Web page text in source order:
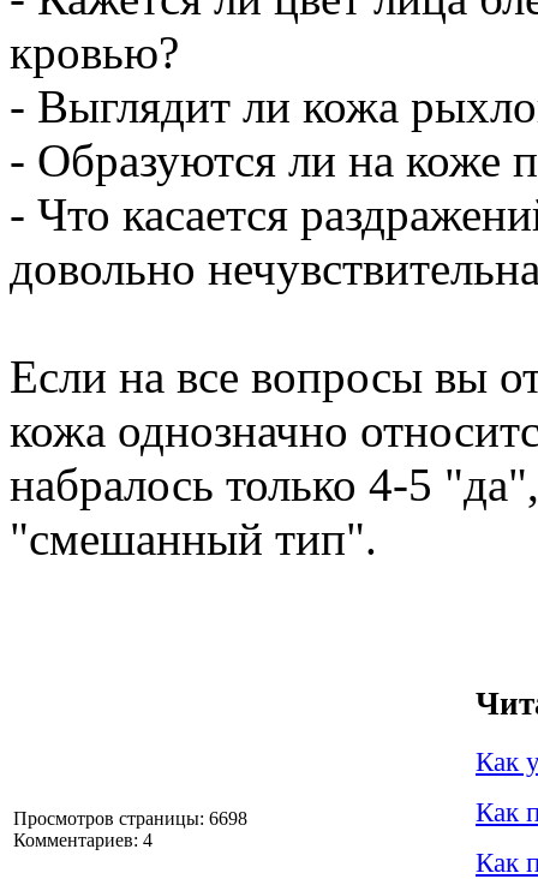
кровью?
- Выглядит ли кожа
- Образуются ли на коже
- Что касается
довольно
Если на все вопросы вы
кожа однозначно
набралось только 4-5
"смешанный тип".
Просмотров страницы: 6698
Комментариев: 4
Как
Как
Как